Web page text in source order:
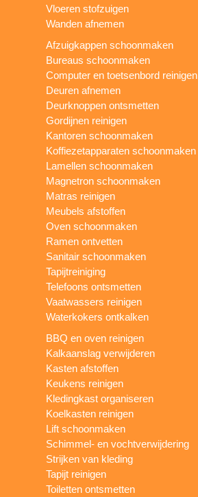
Vloeren stofzuigen
Wanden afnemen
Afzuigkappen schoonmaken
Bureaus schoonmaken
Computer en toetsenbord reinigen
Deuren afnemen
Deurknoppen ontsmetten
Gordijnen reinigen
Kantoren schoonmaken
Koffiezetapparaten schoonmaken
Lamellen schoonmaken
Magnetron schoonmaken
Matras reinigen
Meubels afstoffen
Oven schoonmaken
Ramen ontvetten
Sanitair schoonmaken
Tapijtreiniging
Telefoons ontsmetten
Vaatwassers reinigen
Waterkokers ontkalken
BBQ en oven reinigen
Kalkaanslag verwijderen
Kasten afstoffen
Keukens reinigen
Kledingkast organiseren
Koelkasten reinigen
Lift schoonmaken
Schimmel- en vochtverwijdering
Strijken van kleding
Tapijt reinigen
Toiletten ontsmetten